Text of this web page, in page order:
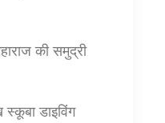
की समुद्री
डाइविंग